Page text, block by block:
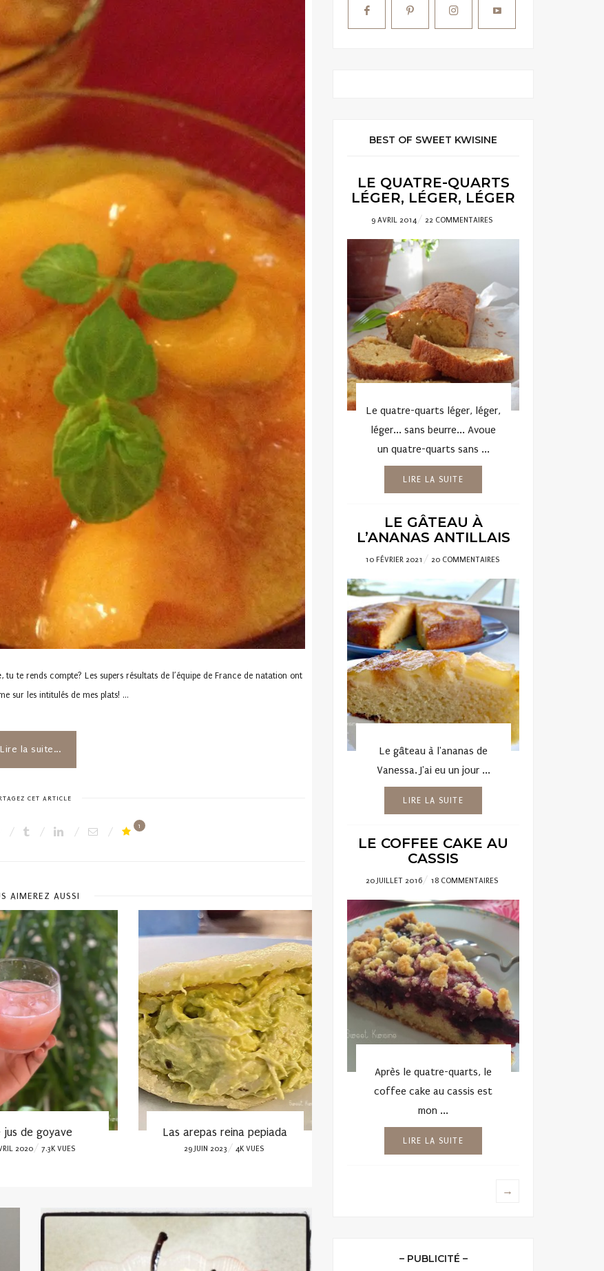
, tu te rends compte? Les supers résultats de l’équipe de France de natation ont
sur les intitulés de mes plats! …
Lire la suite...
CET ARTICLE
1
AIMEREZ AUSSI
jus de goyave
2020 7.3K VUES
Las arepas reina pepiada
POSTED
29 JUIN 2023 4K VUES
citron vert
BEST OF SWEET KWISINE
LE QUATRE-QUARTS
LÉGER, LÉGER, LÉGER
POSTED
9 AVRIL 2014 22 COMMENTAIRES
Le quatre-quarts léger, léger,
léger... sans beurre... Avoue
un quatre-quarts sans ...
LIRE LA SUITE
LE GÂTEAU À
L’ANANAS ANTILLAIS
POSTED
ON
10 FÉVRIER 2021 20 COMMENTAIRES
Le gâteau à l'ananas de
Vanessa. J'ai eu un jour ...
LIRE LA SUITE
LE COFFEE CAKE AU
CASSIS
POSTED
ON
20 JUILLET 2016 18 COMMENTAIRES
Après le quatre-quarts, le
coffee cake au cassis est
mon ...
LIRE LA SUITE
→
– PUBLICITÉ –